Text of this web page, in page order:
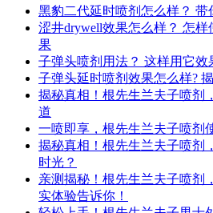
黑豹二代延时喷剂怎么样？ 带
涩井drywell效果怎么样？ 怎
果
子弹头喷剂用法？ 这样用它效
子弹头延时喷剂效果怎么样?
揭秘真相！根先生兰夫子喷剂
道
一喷即享，根先生兰夫子喷剂
揭秘真相！根先生兰夫子喷剂
时光？
亲测揭秘！根先生兰夫子喷剂
实体验告诉你！